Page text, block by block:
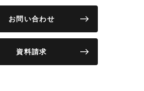
お問い合わせ
資料請求